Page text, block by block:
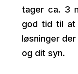
tager ca. 3
god tid til at
løsninger
og dit syn.